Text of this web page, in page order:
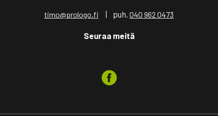
timo@prologo.fi | puh. 040 962 0473
Seuraa meitä